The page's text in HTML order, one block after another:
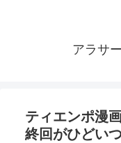
アラサ
ティエンポ漫
終回がひどい